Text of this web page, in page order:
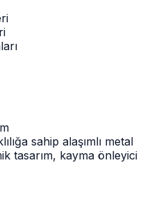
sahip alaşımlı metal
tasarım, kayma önleyici